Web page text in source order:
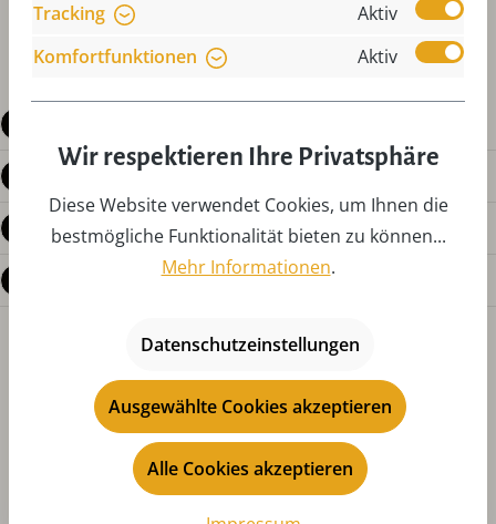
Produktdetails
Bewertungen
Fragen zum Produkt
Produktgalerie überspringen
Das könnte Ihnen auch gefallen
Tracking
Aktiv
Komfortfunktionen
Aktiv
Wir respektieren Ihre Privatsphäre
Diese Website verwendet Cookies, um Ihnen die
bestmögliche Funktionalität bieten zu können...
Mehr Informationen.
Datenschutzeinstellungen
Ausgewählte Cookies akzeptieren
Alle Cookies akzeptieren